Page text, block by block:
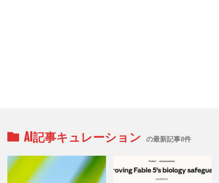
AI記事キュレーション の最新記事8件